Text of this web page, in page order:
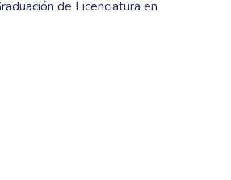
de Licenciatura en